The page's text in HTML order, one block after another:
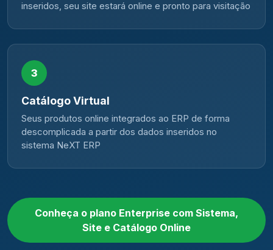
inseridos, seu site estará online e pronto para visitação
3
Catálogo Virtual
Seus produtos online integrados ao ERP de forma
descomplicada a partir dos dados inseridos no
sistema NeXT ERP
Conheça o plano Enterprise com Sistema,
Site e Catálogo Online